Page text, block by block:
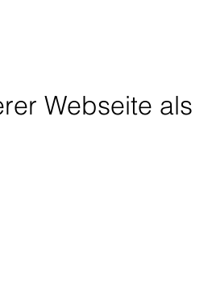
Webseite als